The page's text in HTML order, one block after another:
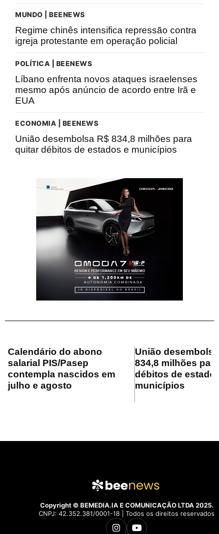
MUNDO | BEENEWS
Regime chinês intensifica repressão contra
igreja protestante em operação policial
POLÍTICA | BEENEWS
Líbano enfrenta novos ataques israelenses
mesmo após anúncio de acordo entre Irã e
EUA
ECONOMIA | BEENEWS
União desembolsa R$ 834,8 milhões para
quitar débitos de estados e municípios
Calendário do abono
salarial PIS/Pasep
contempla nascidos em
julho e agosto
União
834,8 milhões
débitos de
municípios
Copyright © BEMEDIA.IA E COMUNICAÇÃO LTDA 2025.
CNPJ: 42.352.381/0001-18 | Todos os direitos reservados